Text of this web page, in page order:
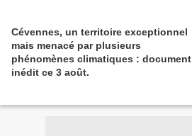
Cévennes, un territoire exceptionnel
mais menacé par plusieurs
phénomènes climatiques : document
inédit ce 3 août.